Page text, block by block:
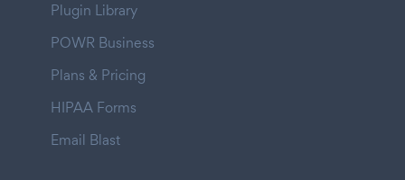
Plugin Library
POWR Business
Plans & Pricing
HIPAA Forms
Email Blast